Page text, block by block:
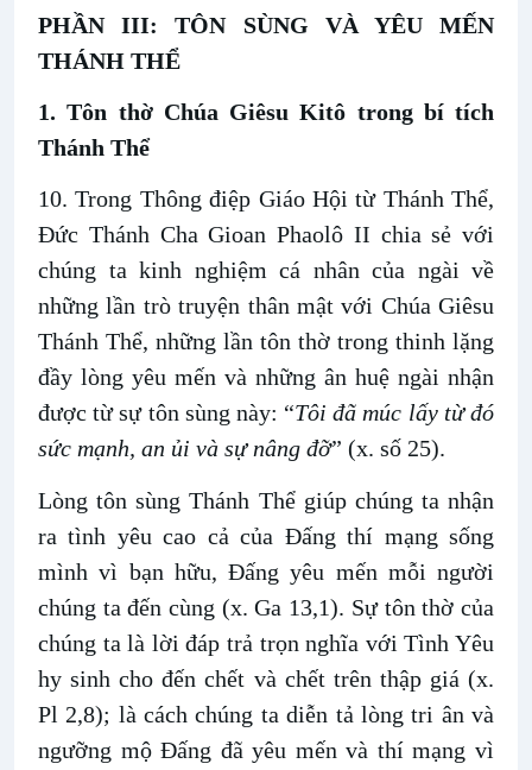
PHẦN III: TÔN SÙNG VÀ YÊU MẾN
THÁNH THỂ
1. Tôn thờ Chúa Giêsu Kitô trong bí tích
Thánh Thể
10. Trong Thông điệp Giáo Hội từ Thánh Thể,
Đức Thánh Cha Gioan Phaolô II chia sẻ với
chúng ta kinh nghiệm cá nhân của ngài về
những lần trò truyện thân mật với Chúa Giêsu
Thánh Thể, những lần tôn thờ trong thinh lặng
đầy lòng yêu mến và những ân huệ ngài nhận
được từ sự tôn sùng này: “Tôi đã múc lấy từ đó
sức mạnh, an ủi và sự nâng đỡ” (x. số 25).
Lòng tôn sùng Thánh Thể giúp chúng ta nhận
ra tình yêu cao cả của Đấng thí mạng sống
mình vì bạn hữu, Đấng yêu mến mỗi người
chúng ta đến cùng (x. Ga 13,1). Sự tôn thờ của
chúng ta là lời đáp trả trọn nghĩa với Tình Yêu
hy sinh cho đến chết và chết trên thập giá (x.
Pl 2,8); là cách chúng ta diễn tả lòng tri ân và
ngưỡng mộ Đấng đã yêu mến và thí mạng vì